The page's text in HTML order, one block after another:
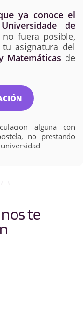
ya conoce el
de
fuera posible,
asignatura del
Matemáticas de
alguna con
no prestando
te